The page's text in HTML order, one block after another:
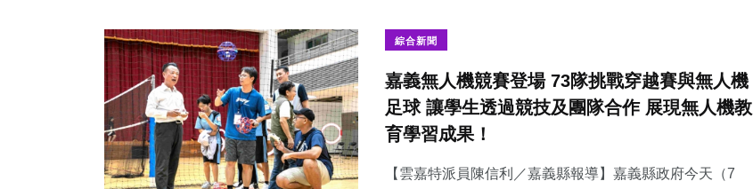
綜合新聞
嘉義無人機競賽登場 73隊挑戰穿越賽與無人機
足球 讓學生透過競技及團隊合作 展現無人機教
育學習成果！
【雲嘉特派員陳信利／嘉義縣報導】嘉義縣政府今天（7